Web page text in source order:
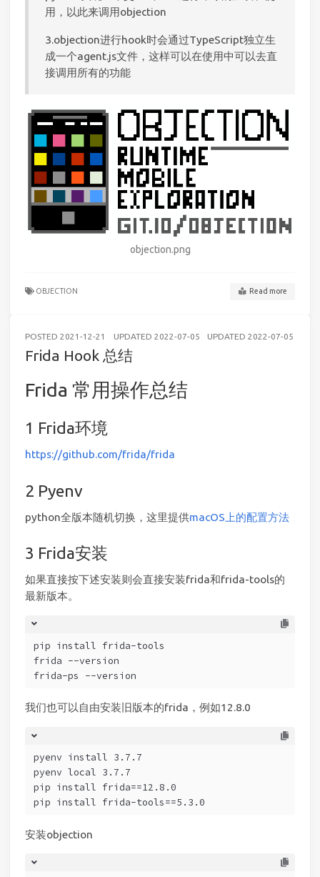
用，以此来调用objection
3.objection进行hook时会通过TypeScript独立生
成一个agent.js文件，这样可以在使用中可以去直
接调用所有的功能
objection.png
OBJECTION Read more
POSTED 2021-12-21 UPDATED 2022-07-05 UPDATED 2022-07-05
Frida Hook 总结
Frida 常用操作总结
Frida环境
https://github.com/frida/frida
Pyenv
python全版本随机切换，这里提供macOS上的配置方法
Frida安装
如果直接按下述安装则会直接安装frida和frida-tools的
最新版本。
pip install frida-tools
frida --version
frida-ps --version
我们也可以自由安装旧版本的frida，例如12.8.0
pyenv install 3.7.7
pyenv local 3.7.7
pip install frida==12.8.0
pip install frida-tools==5.3.0
安装objection